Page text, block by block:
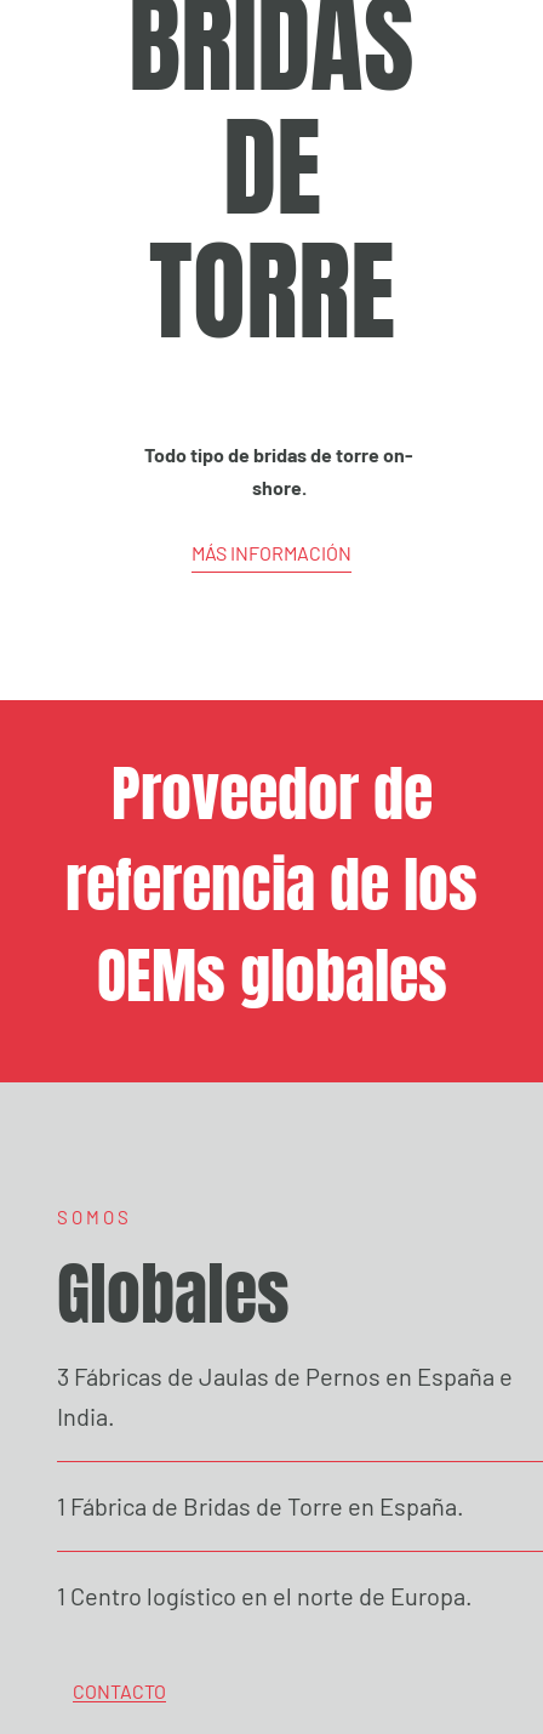
BRIDAS
DE
TORRE
Todo tipo de bridas de torre on-
shore.
MÁS INFORMACIÓN
Proveedor de
referencia de los
OEMs globales
SOMOS
Globales
3 Fábricas de Jaulas de Pernos en España e
India.
1 Fábrica de Bridas de Torre en España.
1 Centro logístico en el norte de Europa.
CONTACTO